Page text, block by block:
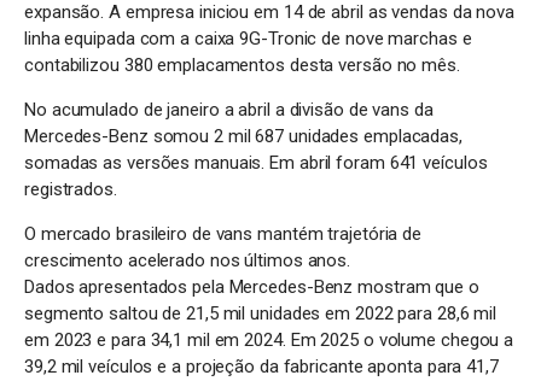
expansão. A empresa iniciou em 14 de abril as vendas da nova
linha equipada com a caixa 9G-Tronic de nove marchas e
contabilizou 380 emplacamentos desta versão no mês.
No acumulado de janeiro a abril a divisão de vans da
Mercedes-Benz somou 2 mil 687 unidades emplacadas,
somadas as versões manuais. Em abril foram 641 veículos
registrados.
O mercado brasileiro de vans mantém trajetória de
crescimento acelerado nos últimos anos.
Dados apresentados pela Mercedes-Benz mostram que o
segmento saltou de 21,5 mil unidades em 2022 para 28,6 mil
em 2023 e para 34,1 mil em 2024. Em 2025 o volume chegou a
39,2 mil veículos e a projeção da fabricante aponta para 41,7